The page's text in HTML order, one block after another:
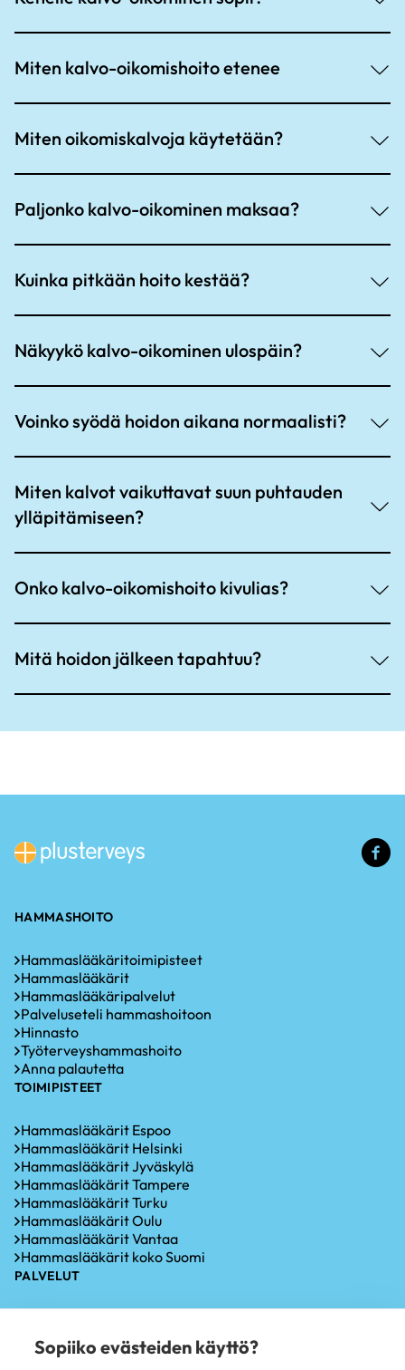
Miten kalvo-oikomishoito etenee
Miten oikomiskalvoja käytetään?
Paljonko kalvo-oikominen maksaa?
Kuinka pitkään hoito kestää?
Näkyykö kalvo-oikominen ulospäin?
Voinko syödä hoidon aikana normaalisti?
Miten kalvot vaikuttavat suun puhtauden
ylläpitämiseen?
Onko kalvo-oikomishoito kivulias?
Mitä hoidon jälkeen tapahtuu?
HAMMASHOITO
Hammaslääkäritoimipisteet
Hammaslääkärit
Hammaslääkäripalvelut
Palveluseteli hammashoitoon
Hinnasto
Työterveyshammashoito
Anna palautetta
TOIMIPISTEET
Hammaslääkärit Espoo
Hammaslääkärit Helsinki
Hammaslääkärit Jyväskylä
Hammaslääkärit Tampere
Hammaslääkärit Turku
Hammaslääkärit Oulu
Hammaslääkärit Vantaa
Hammaslääkärit koko Suomi
PALVELUT
Iensairauksien hoito
Hammaskiven poisto
Sopiiko evästeiden käyttö?